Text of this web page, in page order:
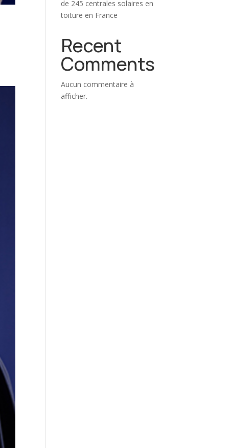
de 245 centrales solaires en
toiture en France
Recent
Comments
Aucun commentaire à
afficher.